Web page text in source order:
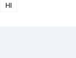
НІ